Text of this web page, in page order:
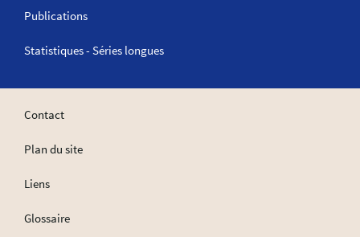
Publications
Statistiques - Séries longues
Contact
Plan du site
Liens
Glossaire